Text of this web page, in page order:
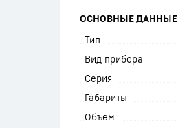
ОСНОВНЫЕ ДАННЫЕ
Тип
Вид прибора
Серия
Габариты
Объем